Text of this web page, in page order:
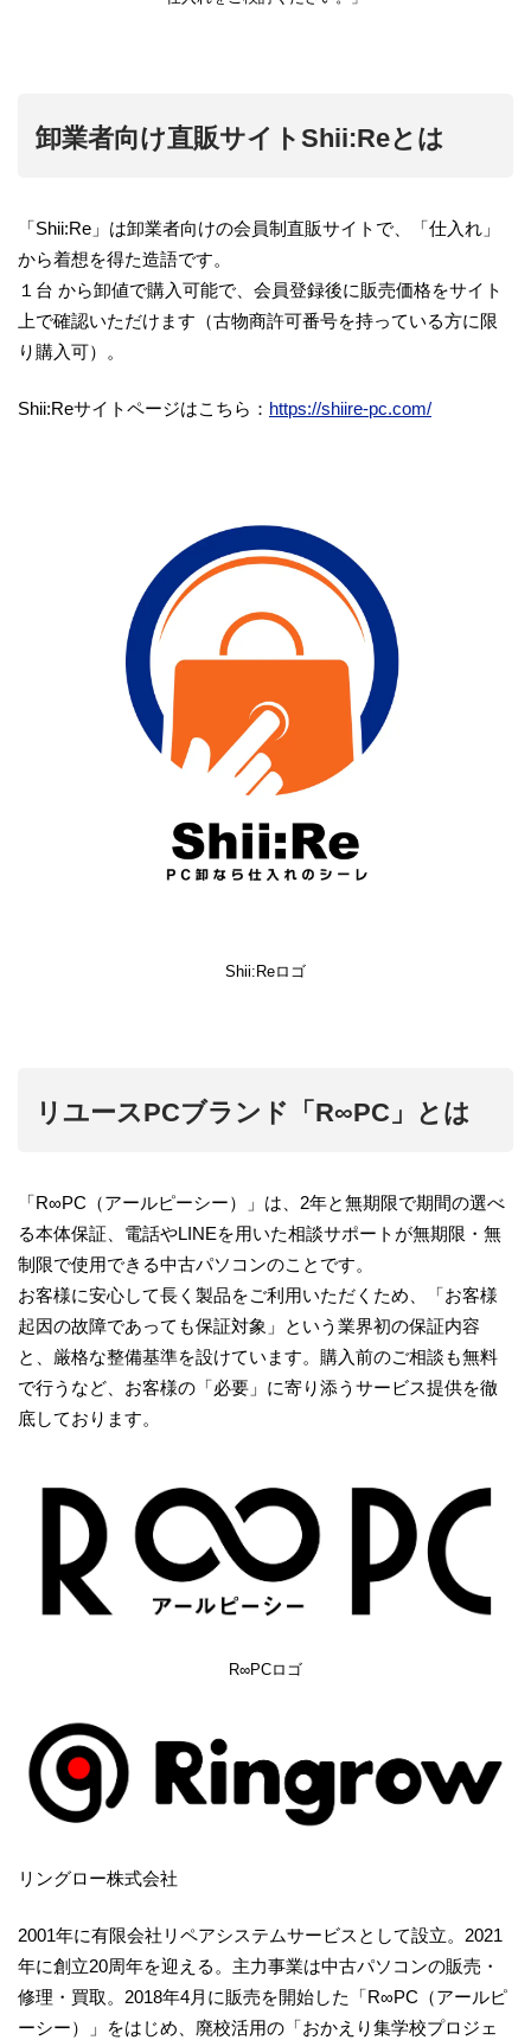
卸業者向け直販サイトShii:Reとは
「Shii:Re」は卸業者向けの会員制直販サイトで、「仕入れ」
から着想を得た造語です。
１台 から卸値で購入可能で、会員登録後に販売価格をサイト
上で確認いただけます（古物商許可番号を持っている方に限
り購入可）。
Shii:Reサイトページはこちら： https://shiire-pc.com/
Shii:Reロゴ
リユースPCブランド「R∞PC」とは
「R∞PC（アールピーシー）」は、2年と無期限で期間の選べ
る本体保証、電話やLINEを用いた相談サポートが無期限・無
制限で使用できる中古パソコンのことです。
お客様に安心して長く製品をご利用いただくため、「お客様
起因の故障であっても保証対象」という業界初の保証内容
と、厳格な整備基準を設けています。購入前のご相談も無料
で行うなど、お客様の「必要」に寄り添うサービス提供を徹
底しております。
R∞PCロゴ
リングロー株式会社
2001年に有限会社リペアシステムサービスとして設立。2021
年に創立20周年を迎える。主力事業は中古パソコンの販売・
修理・買取。2018年4月に販売を開始した「R∞PC（アールピ
ーシー）」をはじめ、廃校活用の「おかえり集学校プロジェ